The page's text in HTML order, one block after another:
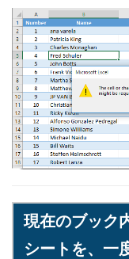
現在のブック
シートを、一